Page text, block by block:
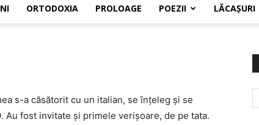
ORTODOXIA PROLOAGE POEZII LĂCAŞURI
s-a căsătorit cu un italian, se înţeleg şi se
fost invitate şi primele verişoare, de pe tata.